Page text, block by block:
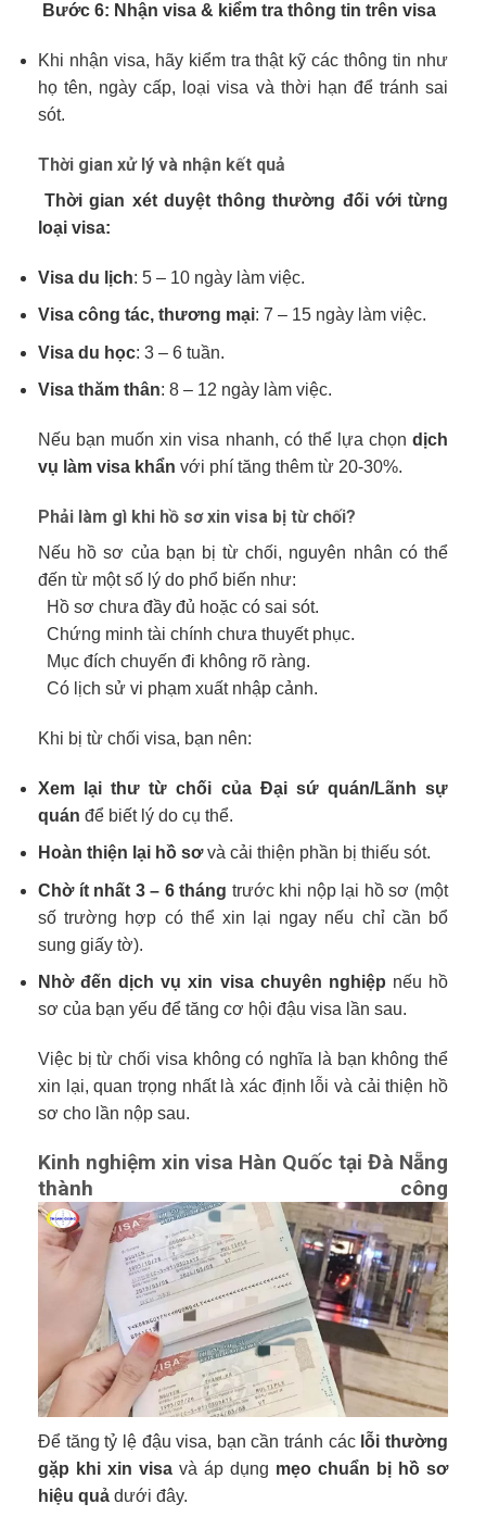
Bước 6: Nhận visa & kiểm tra thông tin trên visa
Khi nhận visa, hãy kiểm tra thật kỹ các thông tin như
họ tên, ngày cấp, loại visa và thời hạn để tránh sai
sót.
Thời gian xử lý và nhận kết quả
Thời gian xét duyệt thông thường đối với từng
loại visa:
Visa du lịch: 5 – 10 ngày làm việc.
Visa công tác, thương mại: 7 – 15 ngày làm việc.
Visa du học: 3 – 6 tuần.
Visa thăm thân: 8 – 12 ngày làm việc.
Nếu bạn muốn xin visa nhanh, có thể lựa chọn dịch
vụ làm visa khẩn với phí tăng thêm từ 20-30%.
Phải làm gì khi hồ sơ xin visa bị từ chối?
Nếu hồ sơ của bạn bị từ chối, nguyên nhân có thể
đến từ một số lý do phổ biến như:
Hồ sơ chưa đầy đủ hoặc có sai sót.
Chứng minh tài chính chưa thuyết phục.
Mục đích chuyến đi không rõ ràng.
Có lịch sử vi phạm xuất nhập cảnh.
Khi bị từ chối visa, bạn nên:
Xem lại thư từ chối của Đại sứ quán/Lãnh sự
quán để biết lý do cụ thể.
Hoàn thiện lại hồ sơvà cải thiện phần bị thiếu sót.
Chờ ít nhất 3 – 6 tháng trước khi nộp lại hồ sơ (một
số trường hợp có thể xin lại ngay nếu chỉ cần bổ
sung giấy tờ).
Nhờ đến dịch vụ xin visa chuyên nghiệp nếu hồ
sơ của bạn yếu để tăng cơ hội đậu visa lần sau.
Việc bị từ chối visa không có nghĩa là bạn không thể
xin lại, quan trọng nhất là xác định lỗi và cải thiện hồ
sơ cho lần nộp sau.
Kinh nghiệm xin visa Hàn Quốc tại Đà Nẵng
thành công
Để tăng tỷ lệ đậu visa, bạn cần tránh các lỗi thường
gặp khi xin visa và áp dụng mẹo chuẩn bị hồ sơ
hiệu quả dưới đây.